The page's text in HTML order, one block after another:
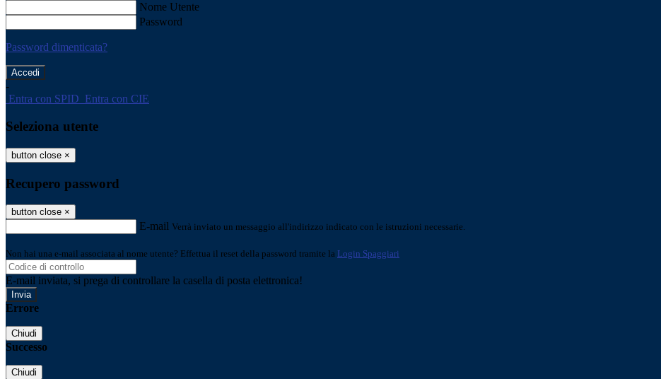
Nome Utente
Password
Password dimenticata?
-
Entra con SPID Entra con CIE
Seleziona utente
button close ×
Recupero password
button close ×
E-mail Verrà inviato un messaggio all'indirizzo indicato con le istruzioni necessarie.
Non hai una e-mail associata al nome utente? Effettua il reset della password tramite la Login Spaggiari
E-mail inviata, si prega di controllare la casella di posta elettronica!
Errore
Chiudi
Successo
Chiudi